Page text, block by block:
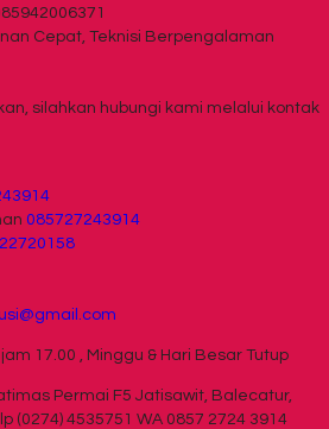
Cepat, Teknisi Berpengalaman
silahkan hubungi kami melalui kontak
085727243914
17.00 , Minggu & Hari Besar Tutup
Permai F5 Jatisawit, Balecatur,
(0274) 4535751 WA 0857 2724 3914